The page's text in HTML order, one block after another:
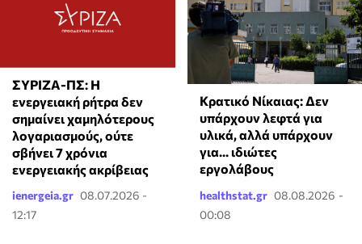
ΣΥΡΙΖΑ-ΠΣ: Η
ενεργειακή ρήτρα δεν
σημαίνει χαμηλότερους
λογαριασμούς, ούτε
σβήνει 7 χρόνια
ενεργειακής ακρίβειας
ienergeia.gr 08.07.2026 -
12:17
Κρατικό Νίκαιας: Δεν
υπάρχουν λεφτά για
υλικά, αλλά υπάρχουν
για... ιδιώτες
εργολάβους
healthstat.gr 08.08.2026 -
00:08